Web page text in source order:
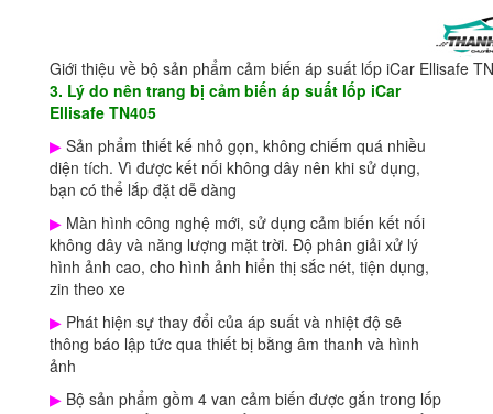
Giới thiệu về bộ sản phẩm cảm biến áp suất lốp iCar Ellisafe
3. Lý do nên trang bị cảm biến áp suất lốp iCar
Ellisafe TN405
▶ Sản phẩm thiết kế nhỏ gọn, không chiếm quá nhiều
diện tích. Vì được kết nối không dây nên khi sử dụng,
bạn có thể lắp đặt dễ dàng
▶ Màn hình công nghệ mới, sử dụng cảm biến kết nối
không dây và năng lượng mặt trời. Độ phân giải xử lý
hình ảnh cao, cho hình ảnh hiển thị sắc nét, tiện dụng,
zin theo xe
▶ Phát hiện sự thay đổi của áp suất và nhiệt độ sẽ
thông báo lập tức qua thiết bị bằng âm thanh và hình
ảnh
▶ Bộ sản phẩm gồm 4 van cảm biến được gắn trong lốp